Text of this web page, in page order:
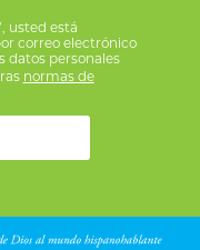
usted está
correo electrónico
datos personales
normas de